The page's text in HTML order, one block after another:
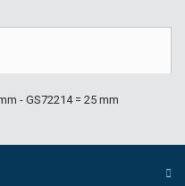
- GS72214 = 25 mm